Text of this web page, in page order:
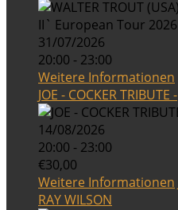
31/07/2026
20:00 - 23:00
Weitere Informationen
JOE - COCKER TRIBUTE -
14/08/2026
20:00 - 23:00
€30,00
Weitere Informationen
RAY WILSON